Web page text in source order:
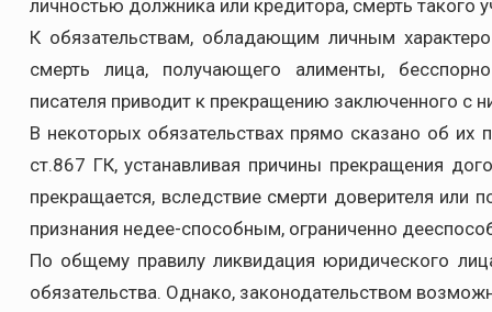
личностью должника или кредитора, смерть такого
К обязательствам, обладающим личным
смерть лица, получающего алименты,
писателя приводит к прекращению заключенного с
В некоторых обязательствах прямо сказано об их
ст.867 ГК, устанавливая причины прекращения
прекращается, вследствие смерти доверителя или
признания недее-способным, ограниченно
По общему правилу ликвидация юридического
обязательства. Однако, законодательством